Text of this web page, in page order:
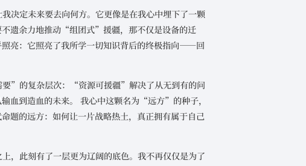
决定未来要去向何方。它更像是在我心中埋下了一颗
遗余力地推动“组团式”援疆，那不仅是设备的迁
亮：它照亮了我所学一切知识背后的终极指向——回
”的复杂层次：“资源可援疆”解决了从无到有的问
血到造血的未来。 我心中这颗名为“远方”的种子，
题的远方：如何让一片战略热土，真正拥有属于自己
，此刻有了一层更为辽阔的底色。我不再仅仅是为了